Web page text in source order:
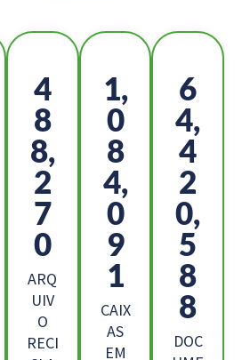
5
3
7,
7
1
3
ARQ
UIV
O
RECI
1,
1
9
3,
8
6
7
CAIX
AS
EM
7
0,
9
4
3,
9
0
2
DOC